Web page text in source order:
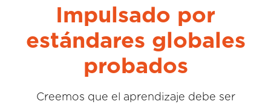
Impulsado por
estándares globales
probados
Creemos que el aprendizaje debe ser